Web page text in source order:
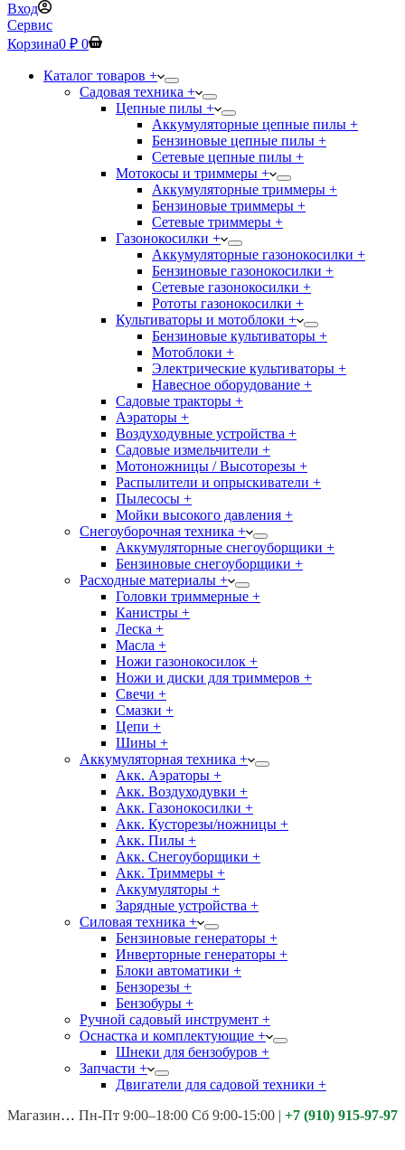
Вход
Сервис
Корзина0 ₽ 0
Каталог товаров +
Садовая техника +
Цепные пилы +
Аккумуляторные цепные пилы +
Бензиновые цепные пилы +
Сетевые цепные пилы +
Мотокосы и триммеры +
Аккумуляторные триммеры +
Бензиновые триммеры +
Сетевые триммеры +
Газонокосилки +
Аккумуляторные газонокосилки +
Бензиновые газонокосилки +
Сетевые газонокосилки +
Рототы газонокосилки +
Культиваторы и мотоблоки +
Бензиновые культиваторы +
Мотоблоки +
Электрические культиваторы +
Навесное оборудование +
Садовые тракторы +
Аэраторы +
Воздуходувные устройства +
Садовые измельчители +
Мотоножницы / Высоторезы +
Распылители и опрыскиватели +
Пылесосы +
Мойки высокого давления +
Снегоуборочная техника +
Аккумуляторные снегоуборщики +
Бензиновые снегоуборщики +
Расходные материалы +
Головки триммерные +
Канистры +
Леска +
Масла +
Ножи газонокосилок +
Ножи и диски для триммеров +
Свечи +
Смазки +
Цепи +
Шины +
Аккумуляторная техника +
Акк. Аэраторы +
Акк. Воздуходувки +
Акк. Газонокосилки +
Акк. Кусторезы/ножницы +
Акк. Пилы +
Акк. Снегоуборщики +
Акк. Триммеры +
Аккумуляторы +
Зарядные устройства +
Силовая техника +
Бензиновые генераторы +
Инверторные генераторы +
Блоки автоматики +
Бензорезы +
Бензобуры +
Ручной садовый инструмент +
Оснастка и комплектующие +
Шнеки для бензобуров +
Запчасти +
Двигатели для садовой техники +
Магазины: Калуга ул. Московская д.113
Пн-Пт 9:00–18:00 Сб 9:00-15:00 | +7 (910) 915-97-97